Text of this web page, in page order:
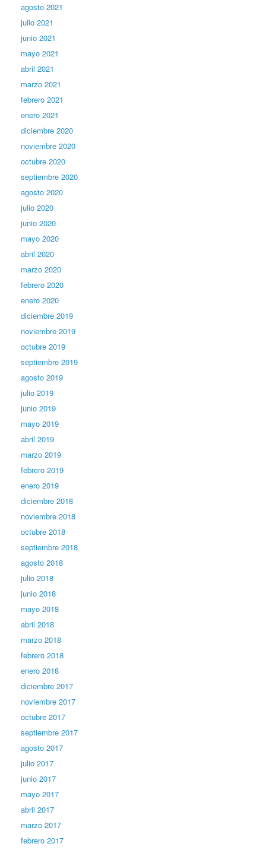
agosto 2021
julio 2021
junio 2021
mayo 2021
abril 2021
marzo 2021
febrero 2021
enero 2021
diciembre 2020
noviembre 2020
octubre 2020
septiembre 2020
agosto 2020
julio 2020
junio 2020
mayo 2020
abril 2020
marzo 2020
febrero 2020
enero 2020
diciembre 2019
noviembre 2019
octubre 2019
septiembre 2019
agosto 2019
julio 2019
junio 2019
mayo 2019
abril 2019
marzo 2019
febrero 2019
enero 2019
diciembre 2018
noviembre 2018
octubre 2018
septiembre 2018
agosto 2018
julio 2018
junio 2018
mayo 2018
abril 2018
marzo 2018
febrero 2018
enero 2018
diciembre 2017
noviembre 2017
octubre 2017
septiembre 2017
agosto 2017
julio 2017
junio 2017
mayo 2017
abril 2017
marzo 2017
febrero 2017